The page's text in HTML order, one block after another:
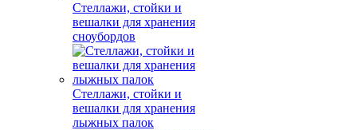
Стеллажи, стойки и
вешалки для хранения
сноубордов
Стеллажи, стойки и
вешалки для хранения
лыжных палок